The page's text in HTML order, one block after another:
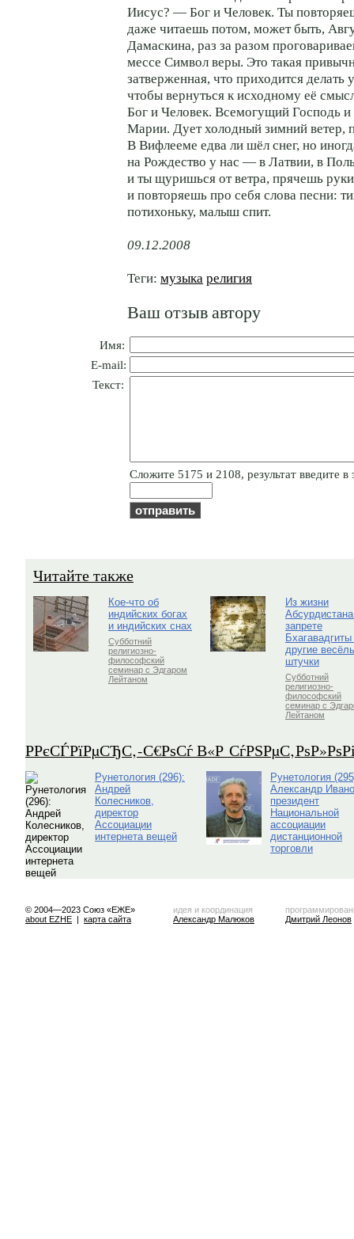
Иисус? — Бог и Человек. Ты
даже читаешь потом, может быть,
Дамаскина, раз за разом
мессе Символ веры. Это такая
затверженная, что приходится делать
чтобы вернуться к исходному её
Бог и Человек. Всемогущий Господь и
Марии. Дует холодный зимний ветер,
В Вифлееме едва ли шёл снег, но
на Рождество у нас — в Латвии, в
и ты щуришься от ветра, прячешь
и повторяешь про себя слова песни:
потихоньку, малыш спит.
09.12.2008
Теги: музыка религия
Ваш отзыв автору
Имя:
E-mail:
Текст:
Cлoжитe 5175 и 2108, результат введите в
Читайте также
Кое-что об
индийских богах
и индийских снах
Субботний
религиозно-
философский
семинар с Эдгаром
Лейтаном
Из жизни
запрете
Бхагавадгиты
другие
штучки
Субботний
религиозно-
философский
семинар с
Лейтаном
Р­РєСЃРїРµСЂС‚-С€РѕСѓ В«Р
Рунетология (296):
Андрей
Колесников,
директор
Ассоциации
интернета вещей
Рунетология
Александр
президент
Национальной
ассоциации
дистанционной
торговли
© 2004—2023 Союз «ЕЖЕ»
about EZHE | карта сайта
идея и координация
Александр Малюков
Дмитрий Леонов